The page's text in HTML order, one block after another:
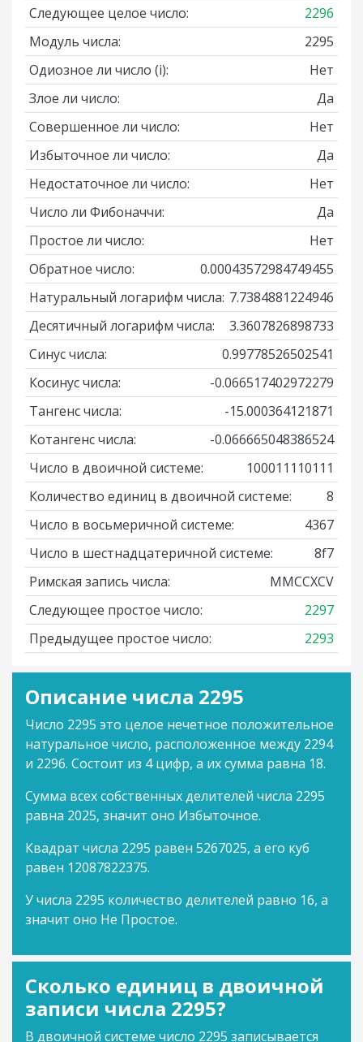
Следующее целое число:
2296
Модуль числа:
2295
Одиозное ли число (i):
Нет
Злое ли число:
Да
Совершенное ли число:
Нет
Избыточное ли число:
Да
Недостаточное ли число:
Нет
Число ли Фибоначчи:
Да
Простое ли число:
Нет
Обратное число:
0.00043572984749455
Натуральный логарифм числа: 7.7384881224946
Десятичный логарифм числа:
3.3607826898733
Синус числа:
0.99778526502541
Косинус числа:
-0.066517402972279
Тангенс числа:
-15.000364121871
Котангенс числа:
-0.066665048386524
Число в двоичной системе:
100011110111
Количество единиц в двоичной системе:
8
Число в восьмеричной системе:
4367
Число в шестнадцатеричной системе:
8f7
Римская запись числа:
MMCCXCV
Следующее простое число:
2297
Предыдущее простое число:
2293
Описание числа 2295
Число 2295 это целое нечетное положительное
натуральное число, расположенное между 2294
и 2296. Состоит из 4 цифр, а их сумма равна 18.
Сумма всех собственных делителей числа 2295
равна 2025, значит оно Избыточное.
Квадрат числа 2295 равен 5267025, а его куб
равен 12087822375.
У числа 2295 количество делителей равно 16, а
значит оно Не Простое.
Сколько единиц в двоичной
записи числа 2295?
В двоичной системе число 2295 записывается